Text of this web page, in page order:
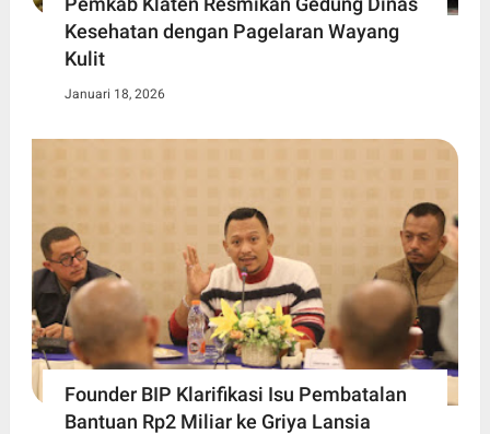
Kesehatan dengan Pagelaran Wayang
Kulit
Januari 18, 2026
Founder BIP Klarifikasi Isu Pembatalan
Bantuan Rp2 Miliar ke Griya Lansia